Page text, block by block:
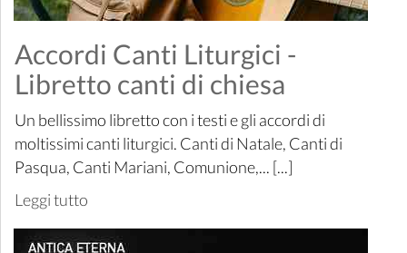
Accordi Canti Liturgici -
Libretto canti di chiesa
Un bellissimo libretto con i testi e gli accordi di
moltissimi canti liturgici. Canti di Natale, Canti di
Pasqua, Canti Mariani, Comunione,... [...]
Leggi tutto